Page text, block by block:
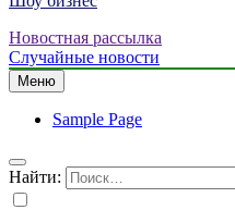
Новостная рассылка
Случайные новости
Меню
Sample Page
Найти: